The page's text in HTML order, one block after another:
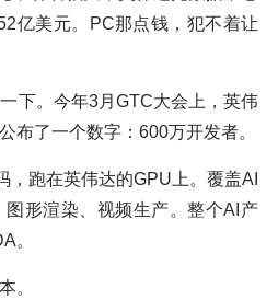
亿美元。PC那点钱，犯不着让
下。今年3月GTC大会上，英伟
布了一个数字：600万开发者。
跑在英伟达的GPU上。覆盖AI
形渲染、视频生产。整个AI产
。
。